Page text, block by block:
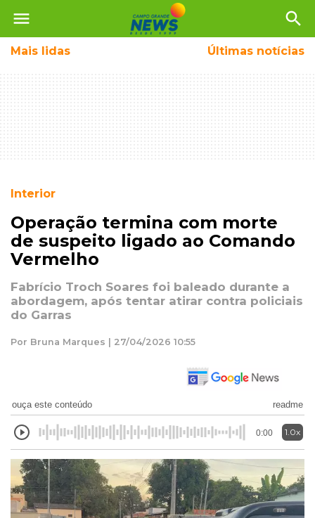
menu search
Mais lidas Últimas notícias
Interior
Operação termina com morte
de suspeito ligado ao Comando
Vermelho
Fabrício Troch Soares foi baleado durante a
abordagem, após tentar atirar contra policiais
do Garras
Por Bruna Marques | 27/04/2026 10:55
ouça este conteúdo readme
0:00 1.0x